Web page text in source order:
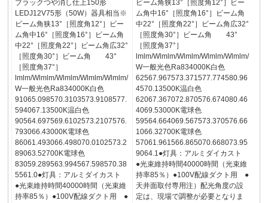
ブラックつや消し仕上150形
LEDJ12V75形（50W）器具相当※
ビーム角狭13°［照度角12°］ビー
ム角中16°［照度角16°］ビーム角
中22°［照度角22°］ビーム角広32°
［照度角30°］ビーム角 43°
［照度角37°］
lmlm/Wlmlm/Wlmlm/Wlmlm/Wlmlm/
W一般光色Ra834000K白色
91065.098570.3103573.9108577.
594067.13500K温白色
90564.697569.6102573.2107576.
793066.43000K電球色
86061.493066.498070.0102573.2
89063.52700K電球色
83059.289563.994567.598570.38
5561.0●灯具：アルミダイカスト
●光束維持時間40000時間（光束維
持率85％）●100V配線ダクト用 ●
ビーム角狭13°［照度角12°］ビー
ム角中16°［照度角16°］ビーム角
中22°［照度角22°］ビーム角広32°
［照度角30°］ビーム角 43°
［照度角37°］
lmlm/Wlmlm/Wlmlm/Wlmlm/Wlmlm/
W一般光色Ra834000K白色
62567.967573.371577.774580.96
4570.13500K温白色
62067.367072.870576.674080.46
4069.53000K電球色
59564.664069.567573.370576.66
1066.32700K電球色
57061.961566.865070.668073.95
9064.1●灯具：アルミダイカスト
●光束維持時間40000時間（光束維
持率85％）●100V配線ダクト用 ●
天井面取付専用注）配光角度の設
定は、現場で調整が必要となりま